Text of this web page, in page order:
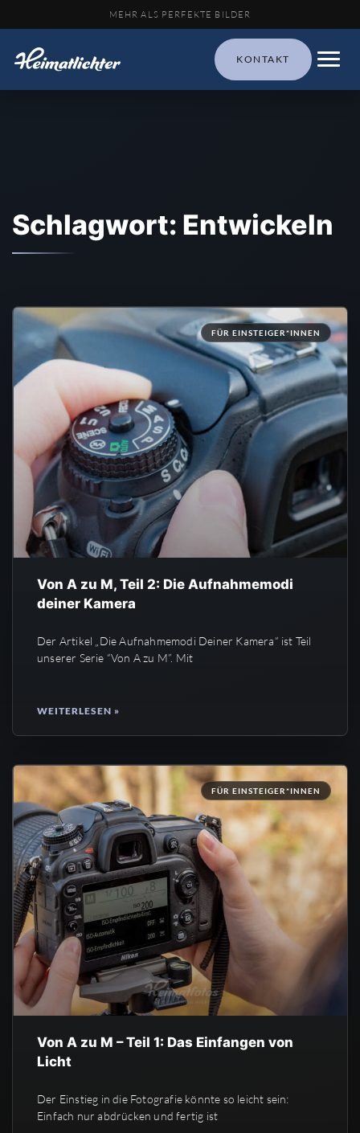
MEHR ALS PERFEKTE BILDER
KONTAKT
Schlagwort: Entwickeln
FÜR EINSTEIGER*INNEN
Von A zu M, Teil 2: Die Aufnahmemodi
deiner Kamera
Der Artikel „Die Aufnahmemodi Deiner Kamera“ ist Teil
unserer Serie “Von A zu M”. Mit
WEITERLESEN »
FÜR EINSTEIGER*INNEN
Von A zu M – Teil 1: Das Einfangen von
Licht
Der Einstieg in die Fotografie könnte so leicht sein:
Einfach nur abdrücken und fertig ist